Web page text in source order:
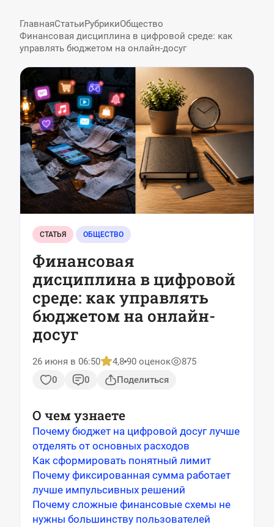
ГлавнаяСтатьиРубрикиОбщество
Финансовая дисциплина в цифровой среде: как
управлять бюджетом на онлайн-досуг
СТАТЬЯ ОБЩЕСТВО
Финансовая
дисциплина в цифровой
среде: как управлять
бюджетом на онлайн-
досуг
26 июня в 06:50 4,8 90 оценок
875
0
0 Поделиться
О чем узнаете
Почему бюджет на цифровой досуг лучше
отделять от основных расходов
Как сформировать понятный лимит
Почему фиксированная сумма работает
лучше импульсивных решений
Почему сложные финансовые схемы не
нужны большинству пользователей